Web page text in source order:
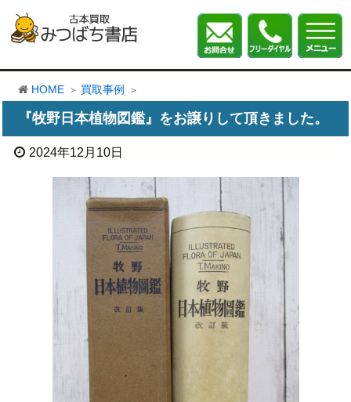
HOME 買取事例
『牧野日本植物図鑑』をお譲りして頂きました。
2024年12月10日